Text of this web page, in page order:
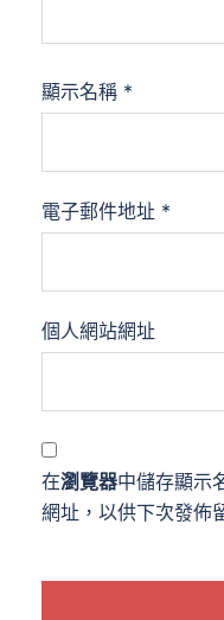
顯示名稱 *
電子郵件地址 *
個人網站網址
在瀏覽器中儲存顯示
網址，以供下次發佈